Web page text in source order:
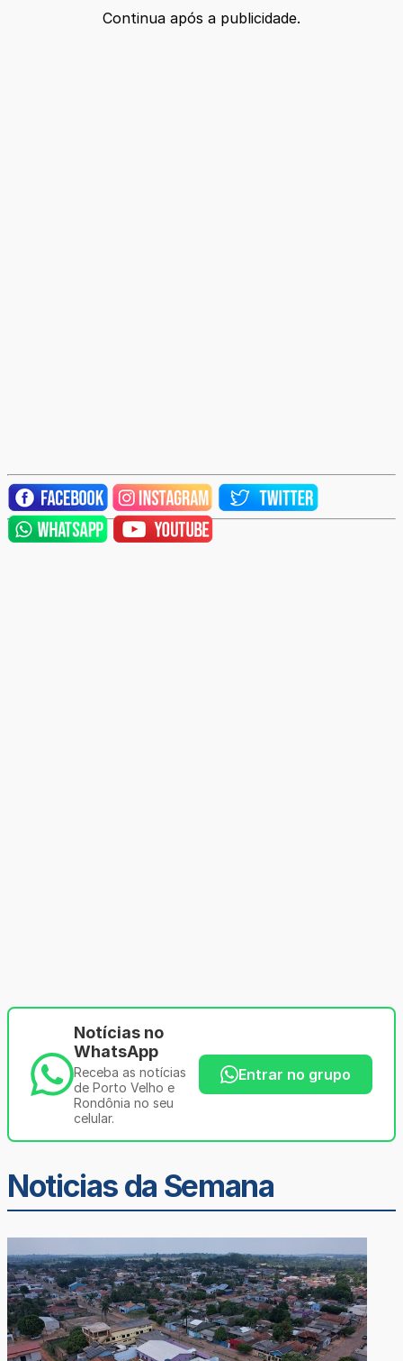
Continua após a publicidade.
Notícias no
WhatsApp
Receba as notícias
de Porto Velho e
Rondônia no seu
celular.
Entrar no grupo
Noticias da Semana